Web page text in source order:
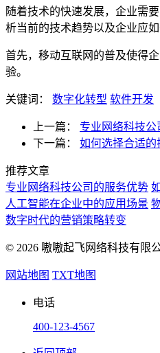
随着技术的快速发展，企业需
析当前的技术趋势以及企业应如
首先，移动互联网的普及使得
验。
关键词： 数字化转型 软件开发
上一篇： 专业网络科技公
下一篇： 如何选择合适的
推荐文章
专业网络科技公司的服务优势
人工智能在企业中的应用场景
数字时代的营销策略转变
© 2026 嗷嗷起飞网络科技有限
网站地图 TXT地图
电话
400-123-4567